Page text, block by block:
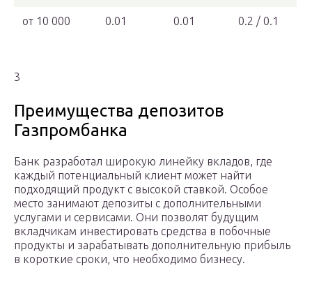
от 10 000 0.01 0.01 0.2 / 0.1
3
Преимущества депозитов
Газпромбанка
Банк разработал широкую линейку вкладов, где
каждый потенциальный клиент может найти
подходящий продукт с высокой ставкой. Особое
место занимают депозиты с дополнительными
услугами и сервисами. Они позволят будущим
вкладчикам инвестировать средства в побочные
продукты и зарабатывать дополнительную прибыль
в короткие сроки, что необходимо бизнесу.